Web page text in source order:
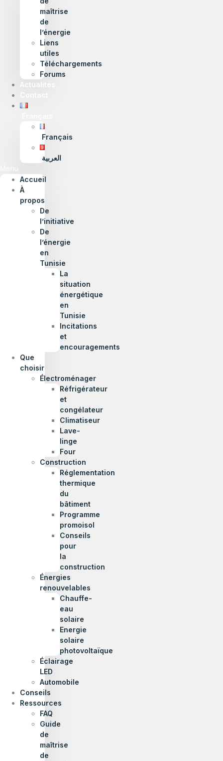
maîtrise
de
l’énergie
Liens
utiles
Téléchargements
Forums
Actualités
Français
العربية
Accueil
À
propos
De
l’initiative
De
l’énergie
en
Tunisie
La
situation
énergétique
en
Tunisie
Incitations
et
encouragements
Que
choisir
Électroménager
Réfrigérateur
et
congélateur
Climatiseur
Lave-
linge
Four
Construction
Réglementation
thermique
du
bâtiment
Programme
promoisol
Conseils
pour
la
construction
Énergies
renouvelables
Chauffe-
eau
solaire
Energie
solaire
photovoltaïque
Éclairage
LED
Automobile
Conseils
Ressources
FAQ
Guide
de
maîtrise
de